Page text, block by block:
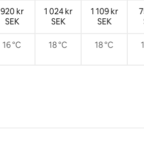
920 kr
SEK
1 024 kr
SEK
1 109 kr
SEK
16 °C 18 °C 18 °C